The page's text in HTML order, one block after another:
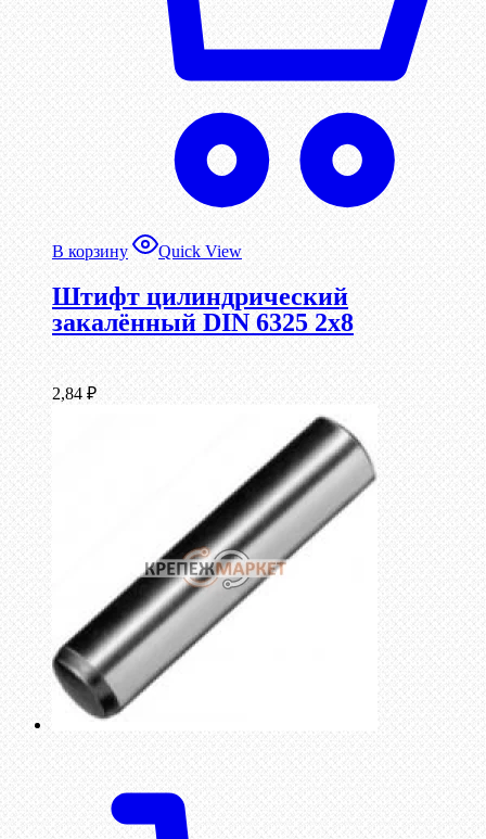
В корзину Quick View
Штифт цилиндрический
закалённый DIN 6325 2х8
2,84 ₽